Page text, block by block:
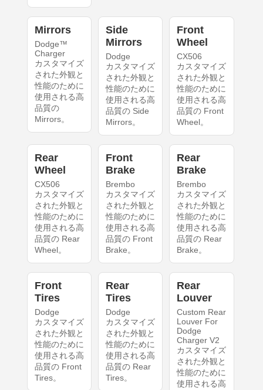
Mirrors
Dodge™
Charger
カスタマイズ
された外観と
性能のために
使用される高
品質の
Mirrors。
Side
Mirrors
Dodge
カスタマイズ
された外観と
性能のために
使用される高
品質の Side
Mirrors。
Front
Wheel
CX506
カスタマイズ
された外観と
性能のために
使用される高
品質の Front
Wheel。
Rear
Wheel
CX506
カスタマイズ
された外観と
性能のために
使用される高
品質の Rear
Wheel。
Front
Brake
Brembo
カスタマイズ
された外観と
性能のために
使用される高
品質の Front
Brake。
Rear
Brake
Brembo
カスタマイズ
された外観と
性能のために
使用される高
品質の Rear
Brake。
Front
Tires
Dodge
カスタマイズ
された外観と
性能のために
使用される高
品質の Front
Tires。
Rear
Tires
Dodge
カスタマイズ
された外観と
性能のために
使用される高
品質の Rear
Tires。
Rear
Louver
Custom Rear
Louver For
Dodge
Charger V2
カスタマイズ
された外観と
性能のために
使用される高